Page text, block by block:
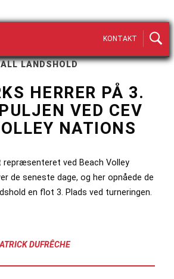
KONTAKT
LANDSHOLD
HERRER PÅ 3.
VED CEV
NATIONS
repræsenteret ved Beach Volley
de seneste dage, og her opnåede de
en flot 3. Plads ved turneringen.
DUFRÊCHE